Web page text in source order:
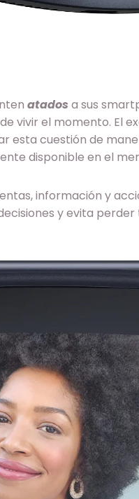
atados a sus
vivir el momento. El
esta cuestión de
disponible en el
información y
y evita